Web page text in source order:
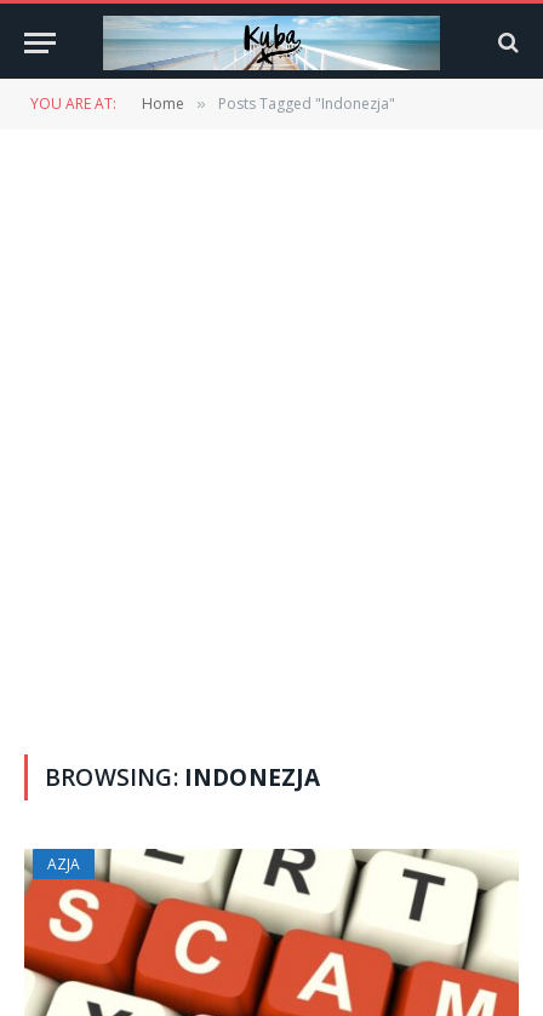
YOU ARE AT: Home » Posts Tagged "Indonezja"
BROWSING: INDONEZJA
AZJA